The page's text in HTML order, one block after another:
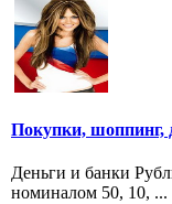
Покупки, шоппинг,
Деньги и банки
номиналом 50, 10, ...